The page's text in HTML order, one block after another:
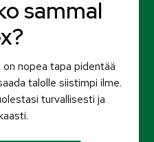
sammal
nopea tapa pidentää
talolle siistimpi ilme.
turvallisesti ja